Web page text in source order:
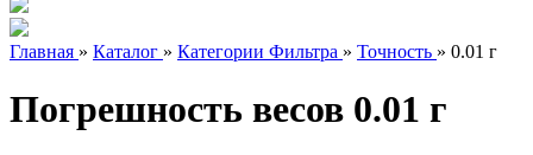
Главная » Каталог » Категории Фильтра » Точность » 0.01 г
Погрешность весов 0.01 г